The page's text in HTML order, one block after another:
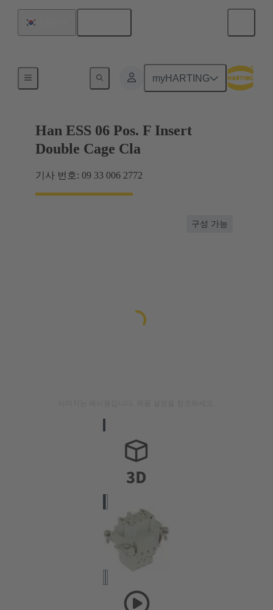
myHARTING
최대 16 A의 전류
Han ESS 06 Pos. F Insert
Double Cage Cla
기사 번호: 09 33 006 2772
구성 가능